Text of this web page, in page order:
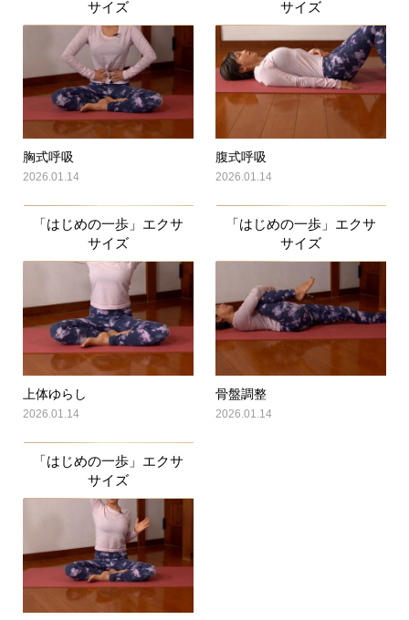
サイズ
胸式呼吸
2026.01.14
サイズ
腹式呼吸
2026.01.14
「はじめの一歩」エクサ
サイズ
上体ゆらし
2026.01.14
「はじめの一歩」エクサ
サイズ
骨盤調整
2026.01.14
「はじめの一歩」エクサ
サイズ